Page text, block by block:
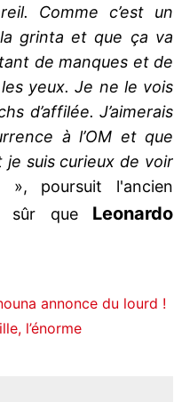
Comme c’est un
grinta et que ça va
de manques et de
yeux. Je ne le vois
d’affilée. J’aimerais
à l’OM et que
je suis curieux de voir
», poursuit l'ancien
sûr que Leonardo
annonce du lourd !
l’énorme